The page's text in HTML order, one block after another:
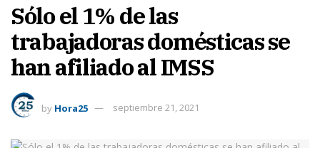
Sólo el 1% de las
trabajadoras domésticas se
han afiliado al IMSS
by Hora25 septiembre 21, 2021